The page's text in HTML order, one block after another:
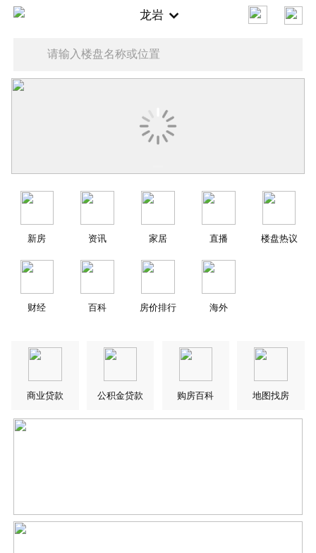
龙岩
请输入楼盘名称或位置
新房 资讯 家居 直播 楼盘热议
财经 百科 房价排行 海外
商业贷款 公积金贷款 购房百科 地图找房